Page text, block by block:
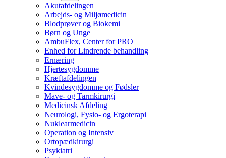
Akutafdelingen
Arbejds- og Miljømedicin
Blodprøver og Biokemi
Børn og Unge
AmbuFlex, Center for PRO
Enhed for Lindrende behandling
Ernæring
Hjertesygdomme
Kræftafdelingen
Kvindesygdomme og Fødsler
Mave- og Tarmkirurgi
Medicinsk Afdeling
Neurologi, Fysio- og Ergoterapi
Nuklearmedicin
Operation og Intensiv
Ortopædkirurgi
Psykiatri